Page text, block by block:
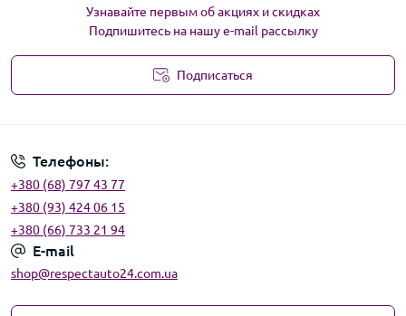
Узнавайте первым об акциях и скидках
Подпишитесь на нашу e-mail рассылку
Подписаться
Телефоны:
+380 (68) 797 43 77
+380 (93) 424 06 15
+380 (66) 733 21 94
E-mail
shop@respectauto24.com.ua